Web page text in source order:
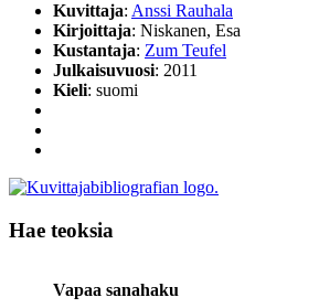
Kuvittaja: Anssi Rauhala
Kirjoittaja: Niskanen, Esa
Kustantaja: Zum Teufel
Julkaisuvuosi: 2011
Kieli: suomi
Hae teoksia
Vapaa sanahaku